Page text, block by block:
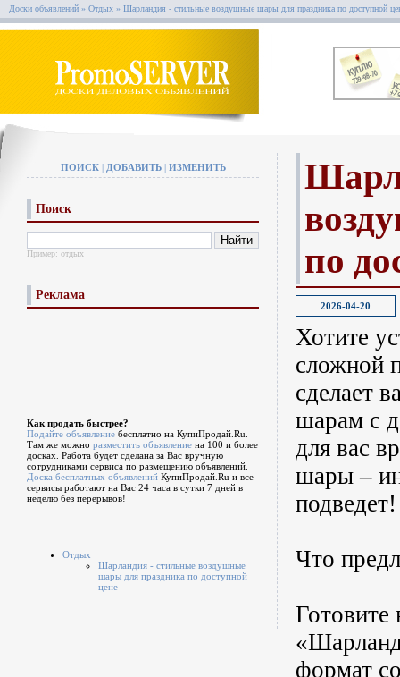
Доски объявлений » Отдых » Шарландия - стильные воздушные шары для праздника по доступной
ПОИСК| ДОБАВИТЬ| ИЗМЕНИТЬ
Поиск
Пример: отдых
Реклама
Как продать быстрее?
Подайте объявление бесплатно на КупиПродай.Ru.
Там же можно разместить объявление на 100 и более
досках. Работа будет сделана за Вас вручную
сотрудниками сервиса по размещению объявлений.
Доска бесплатных объявлений КупиПродай.Ru и все
сервисы работают на Вас 24 часа в сутки 7 дней в
неделю без перерывов!
Отдых
Шарландия - стильные воздушные
шары для праздника по доступной
цене
по
2026-04-20
Хотите
сложной
сделает
шарам с
для вас
шары –
подведет!
Что
Готовите
формат